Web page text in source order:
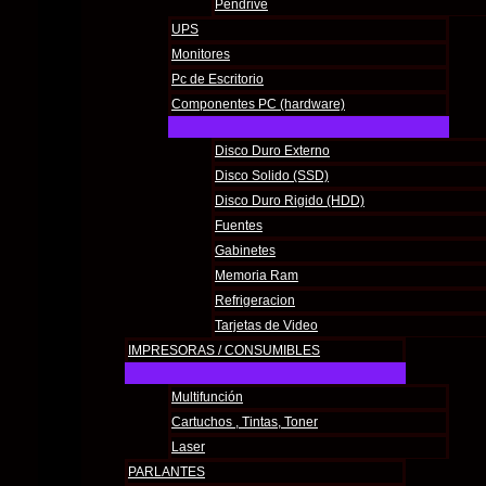
Pendrive
UPS
Monitores
Pc de Escritorio
Componentes PC (hardware)
Disco Duro Externo
Disco Solido (SSD)
Disco Duro Rigido (HDD)
Fuentes
Gabinetes
Memoria Ram
Refrigeracion
Tarjetas de Video
IMPRESORAS / CONSUMIBLES
Multifunción
Cartuchos , Tintas, Toner
Laser
PARLANTES
Taladro Percutor Hyundai Hyid111 700W
Añadir al carrito
Todos los derechos © 2026 K service | Funciona gracias a
RUT 218681800017